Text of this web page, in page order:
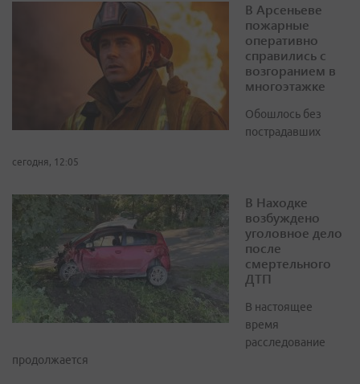
В Арсеньеве
пожарные
оперативно
справились с
возгоранием в
многоэтажке
Обошлось без
пострадавших
сегодня, 12:05
В Находке
возбуждено
уголовное дело
после
смертельного
ДТП
В настоящее
время
расследование
продолжается